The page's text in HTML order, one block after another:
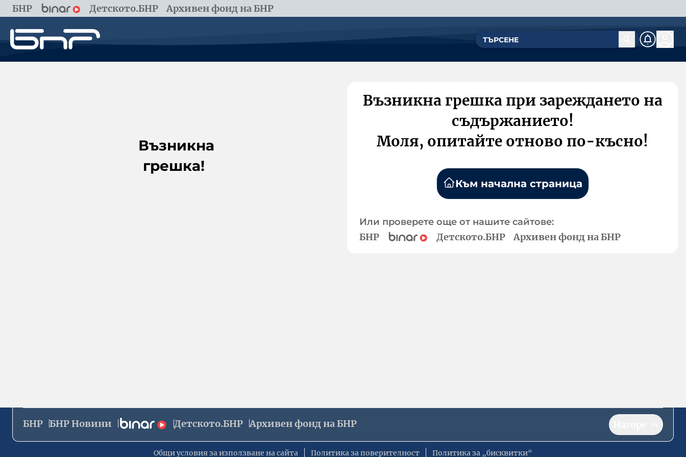
БНР Детското.БНР Архивен фонд на БНР
Възникна
грешка!
Възникна грешка при зареждането на
съдържанието!
Моля, опитайте отново по-късно!
Към начална страница
Или проверете още от нашите сайтове:
БНР Детското.БНР Архивен фонд на БНР
БНР БНР Новини Детското.БНР Архивен фонд на БНР
Общи условия за използване на сайта Политика за поверителност Политика за „бисквитки“